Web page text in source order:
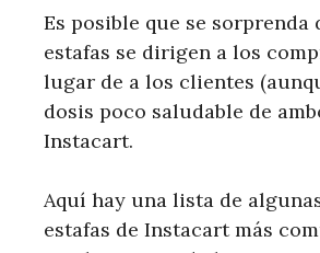
Es posible que se sorprenda
estafas se dirigen a los
lugar de a los clientes
dosis poco saludable de
Instacart.
Aquí hay una lista de
estafas de Instacart más